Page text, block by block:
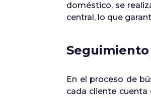
doméstico, se
central, lo que
En el proceso de
cada cliente